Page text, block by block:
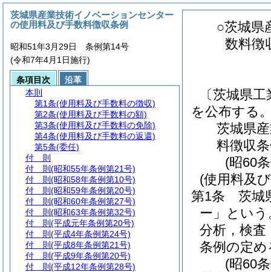
○茨城県
数料徴
〔茨城県
を公布する
茨城県
料徴収
(昭60
(使用料及
第1条
茨城
ー」という
分析，検
条例の定
(昭60
茨城県産業技術イノベーションセンター
の使用料及び手数料徴収条例
昭和51年3月29日 条例第14号
(令和7年4月1日施行)
条項目次
沿革
本則
第1条(使用料及び手数料の徴収)
第2条(使用料及び手数料の額)
第3条(使用料及び手数料の免除)
第4条(使用料及び手数料の返還)
第5条(委任)
付 則
付 則 (昭和55年条例第21号)
付 則 (昭和58年条例第10号)
付 則 (昭和59年条例第20号)
付 則 (昭和60年条例第27号)
付 則 (昭和63年条例第32号)
付 則 (平成元年条例第20号)
付 則 (平成4年条例第24号)
付 則 (平成8年条例第21号)
付 則 (平成9年条例第20号)
付 則 (平成12年条例第28号)